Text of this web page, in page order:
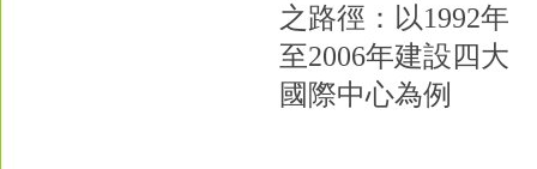
之路徑：以1992年
至2006年建設四大
國際中心為例